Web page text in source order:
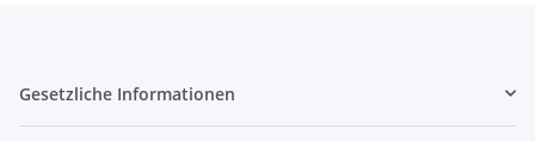
Gesetzliche Informationen